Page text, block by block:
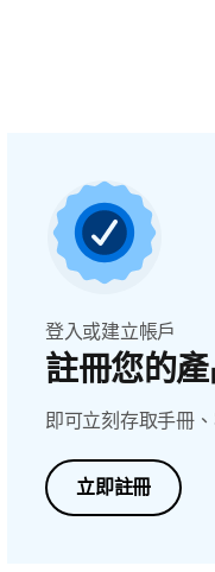
登入或建立帳戶
註冊您的
即可立刻存取手冊
立即註冊